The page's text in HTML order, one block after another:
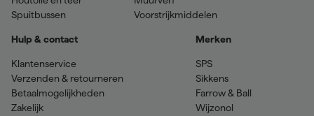
Spuitbussen
Voorstrijkmiddelen
Hulp & contact
Klantenservice
Verzenden & retourneren
Betaalmogelijkheden
Zakelijk
Merken
SPS
Sikkens
Farrow & Ball
Wijzonol